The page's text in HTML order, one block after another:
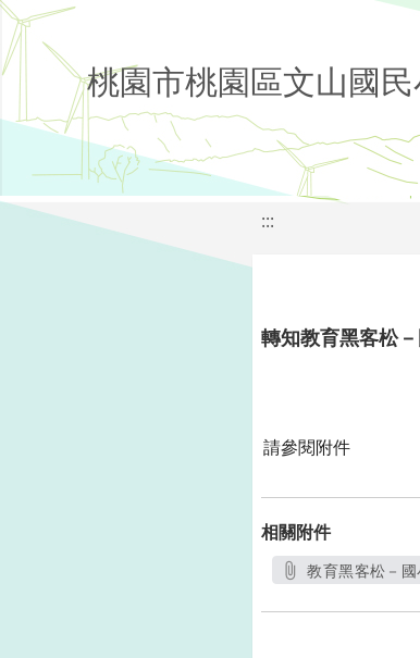
桃園市桃園區文山國
:::
轉知教育黑客松
請參閱附件
相關附件
教育黑客松－